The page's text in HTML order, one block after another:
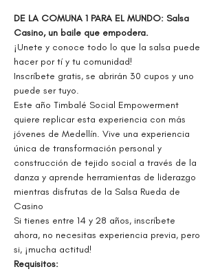
DE LA COMUNA 1 PARA EL MUNDO: Salsa
Casino, un baile que empodera.
¡Unete y conoce todo lo que la salsa puede
hacer por tí y tu comunidad!
Inscríbete gratis, se abrirán 30 cupos y uno
puede ser tuyo.
Este año Timbalé Social Empowerment
quiere replicar esta experiencia con más
jóvenes de Medellín. Vive una experiencia
única de transformación personal y
construcción de tejido social a través de la
danza y aprende herramientas de liderazgo
mientras disfrutas de la Salsa Rueda de
Casino
Si tienes entre 14 y 28 años, inscríbete
ahora, no necesitas experiencia previa, pero
si, ¡mucha actitud!
Requisitos: